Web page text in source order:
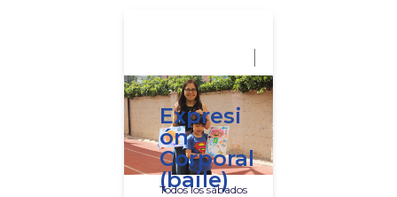
Expresi
ón
Corporal
(baile)
Todos los sábados